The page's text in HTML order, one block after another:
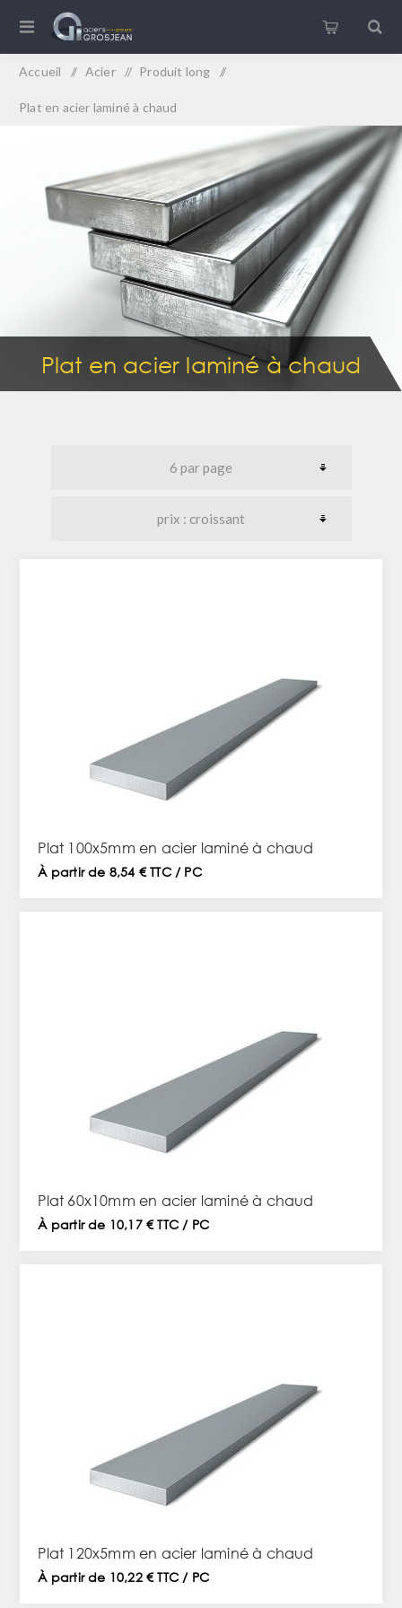
Accueil / Acier / Produit long /
Plat en acier laminé à chaud
Plat en acier laminé à chaud
Plat 100x5mm en acier laminé à chaud
À partir de 8,54 € TTC / PC
Plat 60x10mm en acier laminé à chaud
À partir de 10,17 € TTC / PC
Plat 120x5mm en acier laminé à chaud
À partir de 10,22 € TTC / PC